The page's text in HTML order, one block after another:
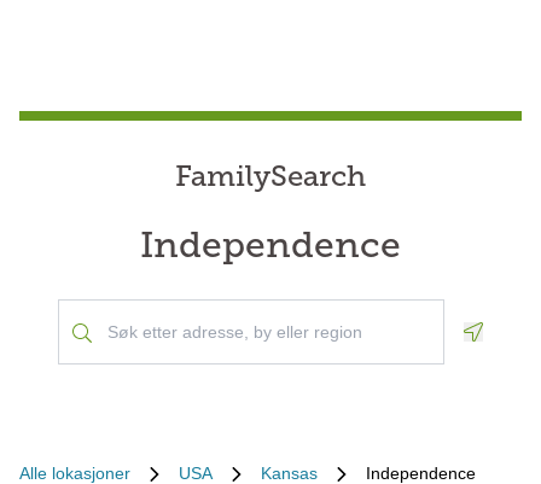
FamilySearch
Independence
Alle lokasjoner USA Kansas Independence